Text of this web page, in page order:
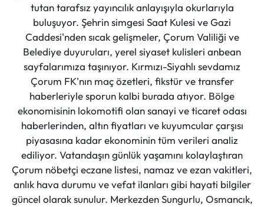
tutan tarafsız yayıncılık anlayışıyla okurlarıyla
buluşuyor. Şehrin simgesi Saat Kulesi ve Gazi
Caddesi'nden sıcak gelişmeler, Çorum Valiliği ve
Belediye duyuruları, yerel siyaset kulisleri anbean
sayfalarımıza taşınıyor. Kırmızı-Siyahlı sevdamız
Çorum FK'nın maç özetleri, fikstür ve transfer
haberleriyle sporun kalbi burada atıyor. Bölge
ekonomisinin lokomotifi olan sanayi ve ticaret odası
haberlerinden, altın fiyatları ve kuyumcular çarşısı
piyasasına kadar ekonominin tüm verileri analiz
ediliyor. Vatandaşın günlük yaşamını kolaylaştıran
Çorum nöbetçi eczane listesi, namaz ve ezan vakitleri,
anlık hava durumu ve vefat ilanları gibi hayati bilgiler
güncel olarak sunulur. Merkezden Sungurlu, Osmancık,